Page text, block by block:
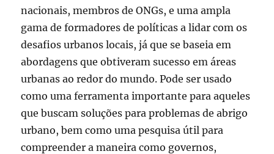
nacionais, membros de ONGs, e uma ampla
gama de formadores de políticas a lidar com os
desafios urbanos locais, já que se baseia em
abordagens que obtiveram sucesso em áreas
urbanas ao redor do mundo. Pode ser usado
como uma ferramenta importante para aqueles
que buscam soluções para problemas de abrigo
urbano, bem como uma pesquisa útil para
compreender a maneira como governos,